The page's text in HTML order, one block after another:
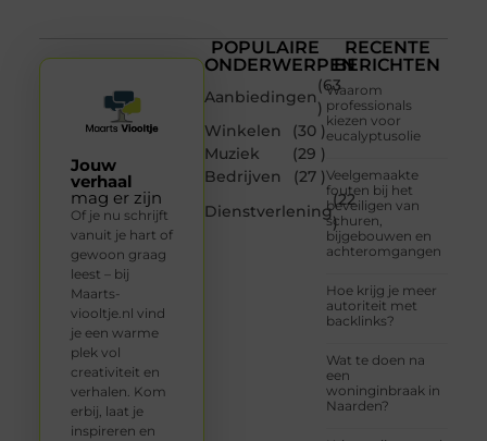
POPULAIRE
ONDERWERPEN
Aanbiedingen
(63
)
Winkelen
(30 )
Muziek
(29 )
Bedrijven
(27 )
Dienstverlening
(22
)
RECENTE
BERICHTEN
Waarom
professionals
kiezen voor
eucalyptusolie
Veelgemaakte
fouten bij het
beveiligen van
schuren,
bijgebouwen en
achteromgangen
Hoe krijg je meer
autoriteit met
backlinks?
Wat te doen na
een
woninginbraak in
Naarden?
Jouw
verhaal
mag er zijn
Of je nu schrijft
vanuit je hart of
gewoon graag
leest – bij
Maarts-
viooltje.nl vind
je een warme
plek vol
creativiteit en
verhalen. Kom
erbij, laat je
inspireren en